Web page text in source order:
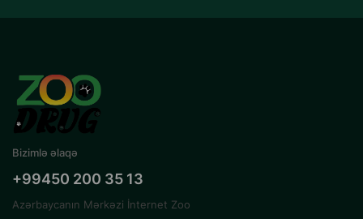
Bizimlə əlaqə
+99450 200 35 13
Azərbaycanın Mərkəzi İnternet Zoo